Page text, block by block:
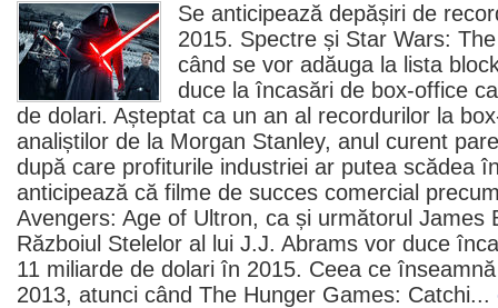
Se anticipează depășiri de
2015. Spectre și Star Wars:
când se vor adăuga la lista
duce la încasări de box-office
de dolari. Așteptat ca un an al recordurilor la
analiștilor de la Morgan Stanley, anul curent
după care profiturile industriei ar putea scădea
anticipează că filme de succes comercial
Avengers: Age of Ultron, ca și următorul James
Războiul Stelelor al lui J.J. Abrams vor duce
11 miliarde de dolari în 2015. Ceea ce
2013, atunci când The Hunger Games: Catchi...